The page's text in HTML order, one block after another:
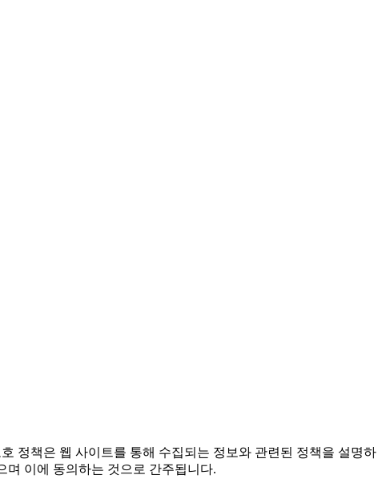
정책은 웹 사이트를 통해 수집되는 정보와 관련된 정책을 설명하
며 이에 동의하는 것으로 간주됩니다.